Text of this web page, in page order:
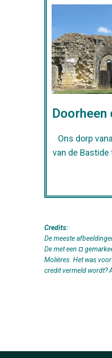
Doorheen
Ons dorp
van de Bastide
Credits:
De meeste
De met een ¤
Molières. Het was
credit vermeld wordt?